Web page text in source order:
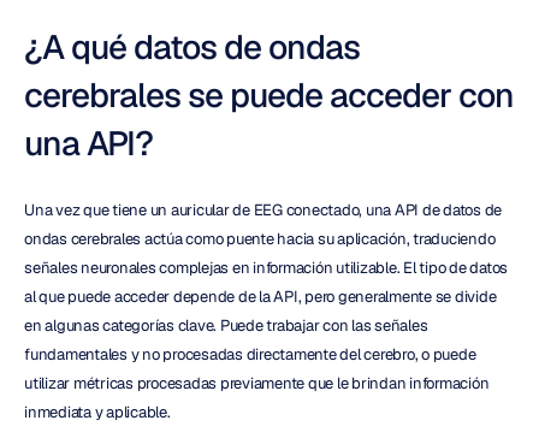
¿A qué datos de ondas
cerebrales se puede acceder con
una API?
Una vez que tiene un auricular de EEG conectado, una API de datos de
ondas cerebrales actúa como puente hacia su aplicación, traduciendo
señales neuronales complejas en información utilizable. El tipo de datos
al que puede acceder depende de la API, pero generalmente se divide
en algunas categorías clave. Puede trabajar con las señales
fundamentales y no procesadas directamente del cerebro, o puede
utilizar métricas procesadas previamente que le brindan información
inmediata y aplicable.